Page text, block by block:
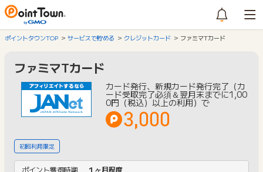
ポイントタウンTOP サービスで貯める クレジットカード ファミマTカード
ファミマTカード
カード発行、新規カード発行完了（カ
ード受取完了必須＆翌月末までに1,00
0円（税込）以上の利用）で
3,000
初回利用限定
ポイント獲得時期
１ヶ月程度